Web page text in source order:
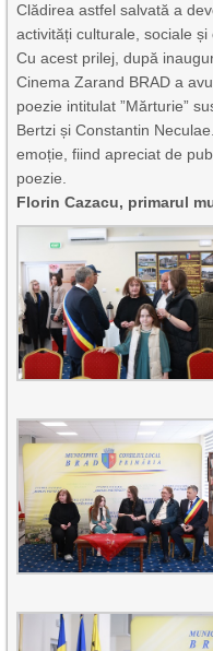
Clădirea astfel salvată a
activități culturale, sociale și
Cu acest prilej, după
Cinema Zarand BRAD a
poezie intitulat ”Mărturie”
Bertzi și Constantin
emoție, fiind apreciat de
poezie.
Florin Cazacu, primarul